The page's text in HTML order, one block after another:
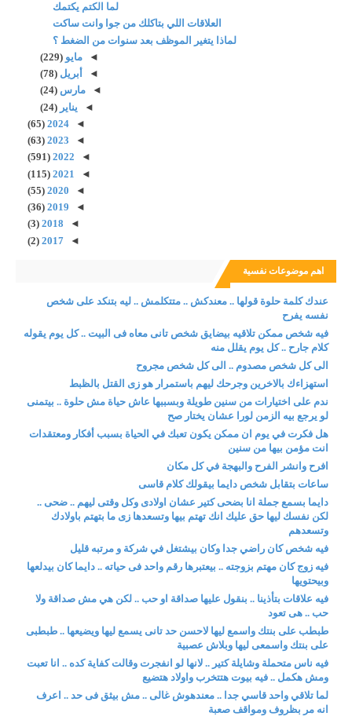
لما الكتم يكتمك
العلاقات اللي بتاكلك من جوا وانت ساكت
لماذا يتغير الموظف بعد سنوات من الضغط ؟
◄مايو(229)
◄
أبريل(78)
◄مارس(24)
◄ يناير(24)
◄
2024
(65)
◄
2023
(63)
◄
2022
(591)
◄
2021
(115)
◄
2020
(55)
◄
2019
(36)
◄
2018
(3)
◄
2017
(2)
اهم موضوعات نفسية
عندك كلمة حلوة قولها .. معندكش .. متتكلمش .. ليه بتنكد على شخص
نفسه يفرح
فيه شخص ممكن تلاقيه بيضايق شخص تانى معاه فى البيت .. كل يوم يقوله
كلام جارح .. كل يوم يقلل منه
الى كل شخص مصدوم .. الى كل شخص مجروح
استهزاءك بالاخرين وجرحك ليهم باستمرار هو زى القتل بالظبط
ندم على اختيارات من سنين طويلة وبسببها عاش حياة مش حلوة .. بيتمنى
لو يرجع بيه الزمن لورا عشان يختار صح
هل فكرت في يوم ان ممكن يكون تعبك في الحياة بسبب أفكار ومعتقدات
انت مؤمن بيها من سنين
افرح وانشر الفرح والبهجة في كل مكان
ساعات بتقابل شخص دايما بيقولك كلام قاسى
دايما بسمع جملة انا بضحى كتير عشان اولادى وكل وقتى ليهم .. ضحى ..
لكن نفسك ليها حق عليك انك تهتم بيها وتسعدها زى ما بتهتم باولادك
وتسعدهم
فيه شخص كان راضي جدا وكان بيشتغل في شركة و مرتبه قليل
فيه زوج كان مهتم بزوجته .. بيعتبرها رقم واحد فى حياته .. دايما كان بيدلعها
وبيحتويها
فيه علاقات بتأذينا .. بنقول عليها صداقة او حب .. لكن هي مش صداقة ولا
حب .. هى تعود
طبطب على بنتك واسمع ليها لاحسن حد تانى يسمع ليها ويضيعها .. طبطبى
على بنتك واسمعى ليها وبلاش عصبية
فيه ناس متحملة وشايلة كتير .. لانها لو انفجرت وقالت كفاية كده .. انا تعبت
ومش هكمل .. فيه بيوت هتتخرب واولاد هتضيع
لما تلاقي واحد قاسي جدا .. معندهوش غالى .. مش بيثق فى حد .. اعرف
انه مر بظروف ومواقف صعبة